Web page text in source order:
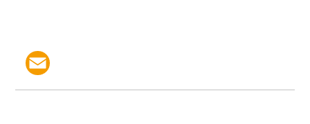
Partager le produit par